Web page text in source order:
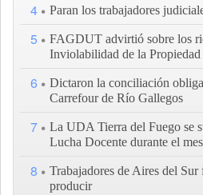
4 Paran los trabajadores
5
FAGDUT advirtió sobre los
Inviolabilidad de la Propiedad
6
Dictaron la conciliación
Carrefour de Río Gallegos
7
La UDA Tierra del Fuego se
Lucha Docente durante el
8
Trabajadores de Aires del Sur
producir